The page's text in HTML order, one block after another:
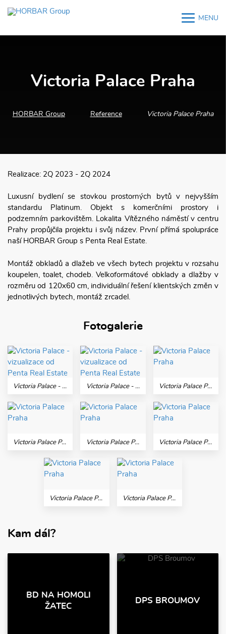
MENU
Victoria Palace Praha
HORBAR Group Reference Victoria Palace Praha
Realizace: 2Q 2023 - 2Q 2024
Luxusní bydlení se stovkou prostorných bytů v nejvyšším
standardu Platinum. Objekt s komerčními prostory i
podzemním parkovištěm. Lokalita Vítězného náměstí v centru
Prahy propůjčila projektu i svůj název. První přímá spolupráce
naší HORBAR Group s Penta Real Estate.
Montáž obkladů a dlažeb ve všech bytech projektu v rozsahu
koupelen, toalet, chodeb. Velkoformátové obklady a dlažby v
rozměru od 120x60 cm, individuální řešení klientských změn v
jednotlivých bytech, montáž zrcadel.
Fotogalerie
Victoria Palace - vizualizace od Penta Real Estate Victoria Palace - vizualizace od Penta Real Estate Victoria Palace Praha
Victoria Palace Praha Victoria Palace Praha Victoria Palace Praha
Victoria Palace Praha Victoria Palace Praha
Kam dál?
BD NA HOMOLI
ŽATEC
DPS BROUMOV